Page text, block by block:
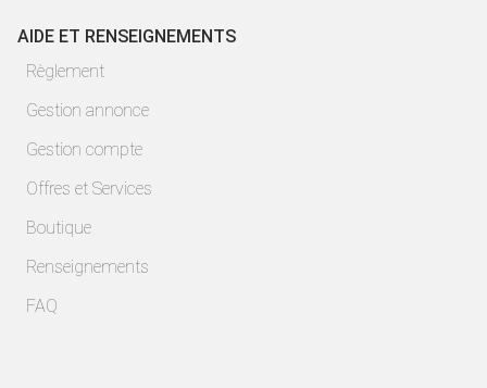
AIDE ET RENSEIGNEMENTS
Règlement
Gestion annonce
Gestion compte
Offres et Services
Boutique
Renseignements
FAQ